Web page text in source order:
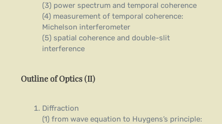
(3) power spectrum and temporal coherence
(4) measurement of temporal coherence:
Michelson interferometer
(5) spatial coherence and double-slit
interference
Outline of Optics (II)
Diffraction
(1) from wave equation to Huygens’s principle: